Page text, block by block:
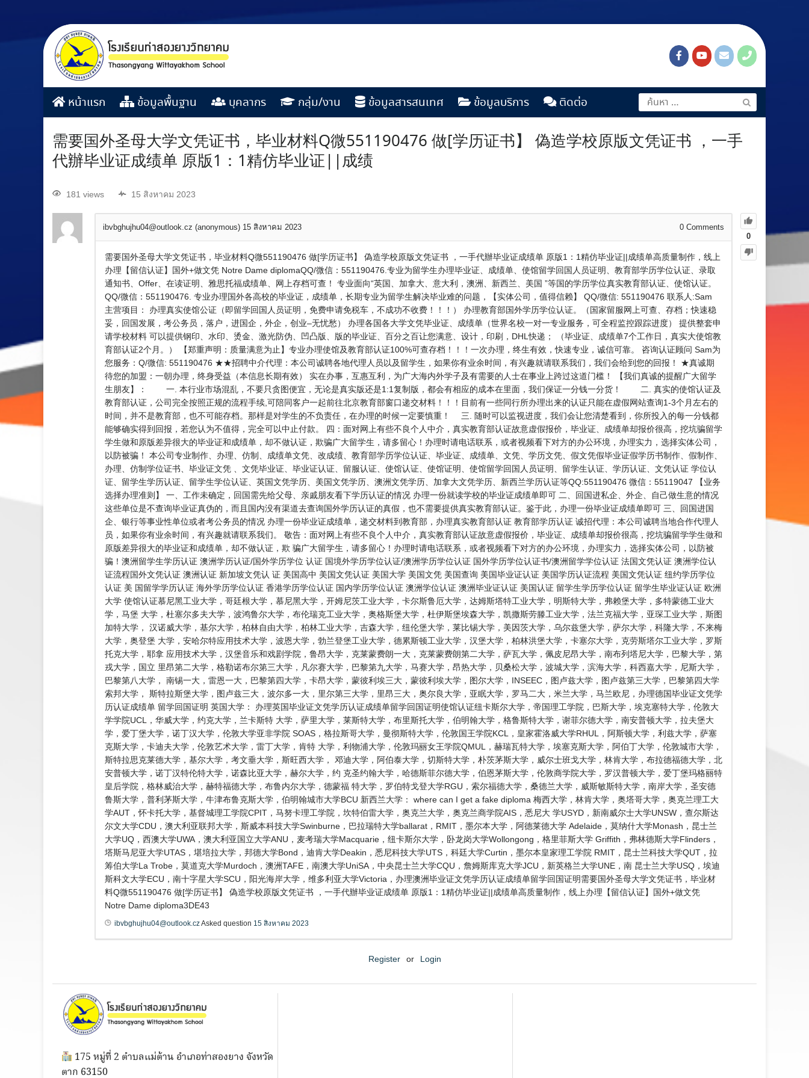
หน้าแรก ข้อมูลพื้นฐาน บุคลากร กลุ่ม/งาน ข้อมูลสารสนเทศ ข้อมูลบริการ ติดต่อ
需要国外圣母大学文凭证书，毕业材料Q微551190476 做[学历证书】 偽造学校原版文凭证书 ，一手
代辦毕业证成绩单 原版1：1精仿毕业证||成绩
181 views 15 สิงหาคม 2023
0
ibvbghujhu04@outlook.cz (anonymous) 15 สิงหาคม 2023 0 Comments
需要国外圣母大学文凭证书，毕业材料Q微551190476 做[学历证书】 偽造学校原版文凭证书 ，一手代辦毕业证成绩单 原版1：1精仿毕业证||成绩单高质量制作，线上
办理【留信认证】国外+做文凭 Notre Dame diplomaQQ/微信：551190476.专业为留学生办理毕业证、成绩单、使馆留学回国人员证明、教育部学历学位认证、录取
通知书、Offer、在读证明、雅思托福成绩单、网上存档可查！ 专业面向“英国、加拿大、意大利，澳洲、新西兰、美国 ”等国的学历学位真实教育部认证、使馆认证。
QQ/微信：551190476. 专业办理国外各高校的毕业证，成绩单，长期专业为留学生解决毕业难的问题，【实体公司，值得信赖】 QQ/微信: 551190476 联系人:Sam
主营项目： 办理真实使馆公证（即留学回国人员证明，免费申请免税车，不成功不收费！！！） 办理教育部国外学历学位认证。（国家留服网上可查、存档；快速稳
妥，回国发展，考公务员，落户，进国企，外企，创业–无忧愁） 办理各国各大学文凭毕业证、成绩单（世界名校一对一专业服务，可全程监控跟踪进度） 提供整套申
请学校材料 可以提供钢印、水印、烫金、激光防伪、凹凸版、版的毕业证、百分之百让您满意、设计，印刷，DHL快递； （毕业证、成绩单7个工作日，真实大使馆教
育部认证2个月。） 【郑重声明：质量满意为止】专业办理使馆及教育部认证100%可查存档！！！一次办理，终生有效，快速专业，诚信可靠。 咨询认证顾问 Sam为
您服务：Q/微信: 551190476 ★★招聘中介代理：本公司诚聘各地代理人员以及留学生，如果你有业余时间，有兴趣就请联系我们，我们会给到您的回报！ ★真诚期
待您的加盟：一朝办理，终身受益（本信息长期有效） 实在办事，互惠互利，为广大海内外学子及有需要的人士在事业上跨过这道门槛！ 【我们真诚的提醒广大留学
生朋友】： 一. 本行业市场混乱，不要只贪图便宜，无论是真实版还是1:1复制版，都会有相应的成本在里面，我们保证一分钱一分货！ 二. 真实的使馆认证及
教育部认证，公司完全按照正规的流程手续,可陪同客户一起前往北京教育部窗口递交材料！！！目前有一些同行所办理出来的认证只能在虚假网站查询1-3个月左右的
时间，并不是教育部，也不可能存档。那样是对学生的不负责任，在办理的时候一定要慎重！ 三. 随时可以监视进度，我们会让您清楚看到，你所投入的每一分钱都
能够确实得到回报，若您认为不值得，完全可以中止付款。 四：面对网上有些不良个人中介，真实教育部认证故意虚假报价，毕业证、成绩单却报价很高，挖坑骗留学
学生做和原版差异很大的毕业证和成绩单，却不做认证，欺骗广大留学生，请多留心！办理时请电话联系，或者视频看下对方的办公环境，办理实力，选择实体公司，
以防被骗！ 本公司专业制作、办理、仿制、成绩单文凭、改成绩、教育部学历学位认证、毕业证、成绩单、文凭、学历文凭、假文凭假毕业证假学历书制作、假制作、
办理、仿制学位证书、毕业证文凭 、文凭毕业证、毕业证认证、留服认证、使馆认证、使馆证明、使馆留学回国人员证明、留学生认证、学历认证、文凭认证 学位认
证、留学生学历认证、留学生学位认证、英国文凭学历、美国文凭学历、澳洲文凭学历、加拿大文凭学历、新西兰学历认证等QQ:551190476 微信：55119047 【业务
选择办理准则】 一、工作未确定，回国需先给父母、亲戚朋友看下学历认证的情况 办理一份就读学校的毕业证成绩单即可 二、回国进私企、外企、自己做生意的情况
这些单位是不查询毕业证真伪的，而且国内没有渠道去查询国外学历认证的真假，也不需要提供真实教育部认证。鉴于此，办理一份毕业证成绩单即可 三、回国进国
企、银行等事业性单位或者考公务员的情况 办理一份毕业证成绩单，递交材料到教育部，办理真实教育部认证 教育部学历认证 诚招代理：本公司诚聘当地合作代理人
员，如果你有业余时间，有兴趣就请联系我们。 敬告：面对网上有些不良个人中介，真实教育部认证故意虚假报价，毕业证、成绩单却报价很高，挖坑骗留学学生做和
原版差异很大的毕业证和成绩单，却不做认证，欺 骗广大留学生，请多留心！办理时请电话联系，或者视频看下对方的办公环境，办理实力，选择实体公司，以防被
骗！澳洲留学生学历认证 澳洲学历认证/国外学历学位 认证 国境外学历学位认证/澳洲学历学位认证 国外学历学位认证书/澳洲留学学位认证 法国文凭认证 澳洲学位认
证流程国外文凭认证 澳洲认证 新加坡文凭认 证 美国高中 美国文凭认证 美国大学 美国文凭 美国查询 美国毕业证认证 美国学历认证流程 美国文凭认证 纽约学历学位
认证 美 国留学学历认证 海外学历学位认证 香港学历学位认证 国内学历学位认证 澳洲学位认证 澳洲毕业证认证 美国认证 留学生学历学位认证 留学生毕业证认证 欧洲
大学 使馆认证慕尼黑工业大学，哥廷根大学，慕尼黑大学，开姆尼茨工业大学，卡尔斯鲁厄大学，达姆斯塔特工业大学，明斯特大学，弗赖堡大学，多特蒙德工业大
学，马堡 大学，杜塞尔多夫大学，波鸿鲁尔大学，布伦瑞克工业大学，奥格斯堡大学，杜伊斯堡埃森大学，凯撒斯劳滕工业大学，法兰克福大学，亚琛工业大学，斯图
加特大学， 汉诺威大学，基尔大学，柏林自由大学，柏林工业大学，吉森大学，纽伦堡大学，莱比锡大学，美因茨大学，乌尔兹堡大学，萨尔大学，科隆大学，不来梅
大学，奥登堡 大学，安哈尔特应用技术大学，波恩大学，勃兰登堡工业大学，德累斯顿工业大学，汉堡大学，柏林洪堡大学，卡塞尔大学，克劳斯塔尔工业大学，罗斯
托克大学，耶拿 应用技术大学，汉堡音乐和戏剧学院，鲁昂大学，克莱蒙费朗一大，克莱蒙费朗第二大学，萨瓦大学，佩皮尼昂大学，南布列塔尼大学，巴黎大学，第
戎大学，国立 里昂第二大学，格勒诺布尔第三大学，凡尔赛大学，巴黎第九大学，马赛大学，昂热大学，贝桑松大学，波城大学，滨海大学，科西嘉大学，尼斯大学，
巴黎第八大学， 南锡一大，雷恩一大，巴黎第四大学，卡昂大学，蒙彼利埃三大，蒙彼利埃大学，图尔大学，INSEEC，图卢兹大学，图卢兹第三大学，巴黎第四大学
索邦大学， 斯特拉斯堡大学，图卢兹三大，波尔多一大，里尔第三大学，里昂三大，奥尔良大学，亚眠大学，罗马二大，米兰大学，马兰欧尼，办理德国毕业证文凭学
历认证成绩单 留学回国证明 英国大学： 办理英国毕业证文凭学历认证成绩单留学回国证明使馆认证纽卡斯尔大学，帝国理工学院，巴斯大学，埃克塞特大学，伦敦大
学学院UCL，华威大学，约克大学，兰卡斯特 大学，萨里大学，莱斯特大学，布里斯托大学，伯明翰大学，格鲁斯特大学，谢菲尔德大学，南安普顿大学，拉夫堡大
学，爱丁堡大学，诺丁汉大学，伦敦大学亚非学院 SOAS，格拉斯哥大学，曼彻斯特大学，伦敦国王学院KCL，皇家霍洛威大学RHUL，阿斯顿大学，利兹大学，萨塞
克斯大学，卡迪夫大学，伦敦艺术大学，雷丁大学，肯特 大学，利物浦大学，伦敦玛丽女王学院QMUL，赫瑞瓦特大学，埃塞克斯大学，阿伯丁大学，伦敦城市大学，
斯特拉思克莱德大学，基尔大学，考文垂大学，斯旺西大学， 邓迪大学，阿伯泰大学，切斯特大学，朴茨茅斯大学，威尔士班戈大学，林肯大学，布拉德福德大学，北
安普顿大学，诺丁汉特伦特大学，诺森比亚大学，赫尔大学，约 克圣约翰大学，哈德斯菲尔德大学，伯恩茅斯大学，伦敦商学院大学，罗汉普顿大学，爱丁堡玛格丽特
皇后学院，格林威治大学，赫特福德大学，布鲁内尔大学，德蒙福 特大学，罗伯特戈登大学RGU，索尔福德大学，桑德兰大学，威斯敏斯特大学，南岸大学，圣安德
鲁斯大学，普利茅斯大学，牛津布鲁克斯大学，伯明翰城市大学BCU 新西兰大学： where can I get a fake diploma 梅西大学，林肯大学，奥塔哥大学，奥克兰理工大
学AUT，怀卡托大学，基督城理工学院CPIT，马努卡理工学院，坎特伯雷大学，奥克兰大学，奥克兰商学院AIS，悉尼大 学USYD，新南威尔士大学UNSW，查尔斯达
尔文大学CDU，澳大利亚联邦大学，斯威本科技大学Swinburne，巴拉瑞特大学ballarat，RMIT，墨尔本大学，阿德莱德大学 Adelaide，莫纳什大学Monash，昆士兰
大学UQ，西澳大学UWA，澳大利亚国立大学ANU，麦考瑞大学Macquarie，纽卡斯尔大学，卧龙岗大学Wollongong，格里菲斯大学 Griffith，弗林德斯大学Flinders，
塔斯马尼亚大学UTAS，堪培拉大学，邦德大学Bond，迪肯大学Deakin，悉尼科技大学UTS，科廷大学Curtin，墨尔本皇家理工学院 RMIT，昆士兰科技大学QUT，拉
筹伯大学La Trobe，莫道克大学Murdoch，澳洲TAFE，南澳大学UniSA，中央昆士兰大学CQU，詹姆斯库克大学JCU，新英格兰大学UNE，南 昆士兰大学USQ，埃迪
斯科文大学ECU，南十字星大学SCU，阳光海岸大学，维多利亚大学Victoria，办理澳洲毕业证文凭学历认证成绩单留学回国证明需要国外圣母大学文凭证书，毕业材
料Q微551190476 做[学历证书】 偽造学校原版文凭证书 ，一手代辦毕业证成绩单 原版1：1精仿毕业证||成绩单高质量制作，线上办理【留信认证】国外+做文凭
Notre Dame diploma3DE43
ibvbghujhu04@outlook.czAsked question 15 สิงหาคม 2023
Register or Login
175 หมู่ที่ 2 ตำบลแม่ต้าน อำเภอท่าสองยาง จังหวัด
ตาก 63150